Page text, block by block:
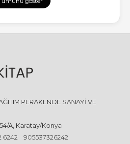
PERAKENDE SANAYİ VE
A, Karatay/Konya
6242
905537326242